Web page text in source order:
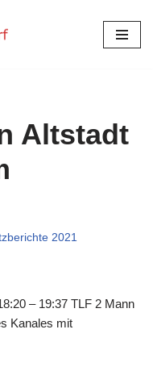
Altstadt
2021
– 19:37 TLF 2 Mann
Kanales mit